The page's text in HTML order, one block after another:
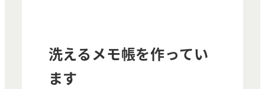
洗えるメモ帳を作ってい
ます